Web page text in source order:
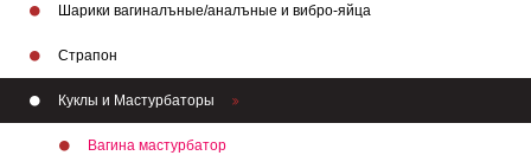
Шарики вагиналъные/аналъные и вибро-яйца
Страпон
Куклы и Мастурбаторы
Вагина мастурбатор